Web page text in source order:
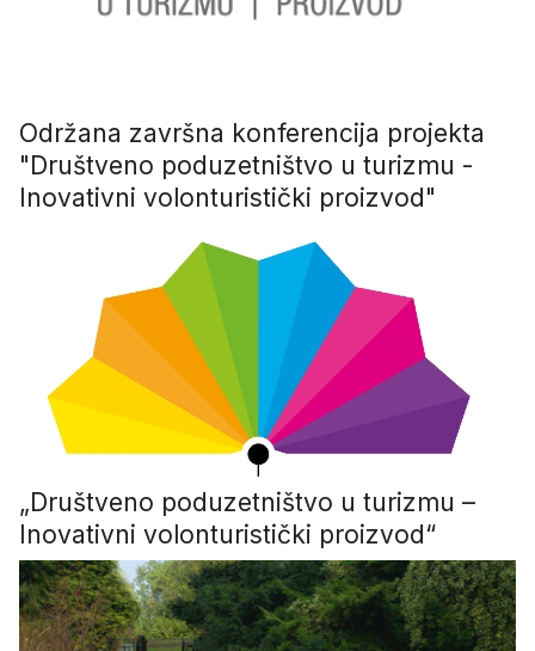
Održana završna konferencija projekta
"Društveno poduzetništvo u turizmu -
Inovativni volonturistički proizvod"
„Društveno poduzetništvo u turizmu –
Inovativni volonturistički proizvod“